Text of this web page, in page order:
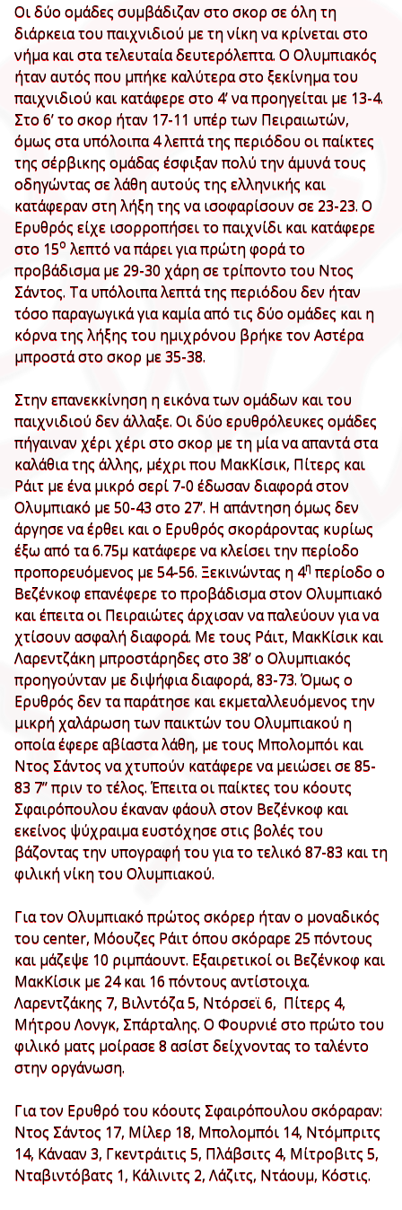
Οι δύο ομάδες συμβάδιζαν στο σκορ σε όλη τη
διάρκεια του παιχνιδιού με τη νίκη να κρίνεται στο
νήμα και στα τελευταία δευτερόλεπτα. Ο Ολυμπιακός
ήταν αυτός που μπήκε καλύτερα στο ξεκίνημα του
παιχνιδιού και κατάφερε στο 4’ να προηγείται με 13-4.
Στο 6’ το σκορ ήταν 17-11 υπέρ των Πειραιωτών,
όμως στα υπόλοιπα 4 λεπτά της περιόδου οι παίκτες
της σέρβικης ομάδας έσφιξαν πολύ την άμυνά τους
οδηγώντας σε λάθη αυτούς της ελληνικής και
κατάφεραν στη λήξη της να ισοφαρίσουν σε 23-23. Ο
Ερυθρός είχε ισορροπήσει το παιχνίδι και κατάφερε
στο 15ο λεπτό να πάρει για πρώτη φορά το
προβάδισμα με 29-30 χάρη σε τρίποντο του Ντος
Σάντος. Τα υπόλοιπα λεπτά της περιόδου δεν ήταν
τόσο παραγωγικά για καμία από τις δύο ομάδες και η
κόρνα της λήξης του ημιχρόνου βρήκε τον Αστέρα
μπροστά στο σκορ με 35-38.
Στην επανεκκίνηση η εικόνα των ομάδων και του
παιχνιδιού δεν άλλαξε. Οι δύο ερυθρόλευκες ομάδες
πήγαιναν χέρι χέρι στο σκορ με τη μία να απαντά στα
καλάθια της άλλης, μέχρι που ΜακΚίσικ, Πίτερς και
Ράιτ με ένα μικρό σερί 7-0 έδωσαν διαφορά στον
Ολυμπιακό με 50-43 στο 27’. Η απάντηση όμως δεν
άργησε να έρθει και ο Ερυθρός σκοράροντας κυρίως
έξω από τα 6.75μ κατάφερε να κλείσει την περίοδο
προπορευόμενος με 54-56. Ξεκινώντας η 4η περίοδο ο
Βεζένκοφ επανέφερε το προβάδισμα στον Ολυμπιακό
και έπειτα οι Πειραιώτες άρχισαν να παλεύουν για να
χτίσουν ασφαλή διαφορά. Με τους Ράιτ, ΜακΚίσικ και
Λαρεντζάκη μπροστάρηδες στο 38’ ο Ολυμπιακός
προηγούνταν με διψήφια διαφορά, 83-73. Όμως ο
Ερυθρός δεν τα παράτησε και εκμεταλλευόμενος την
μικρή χαλάρωση των παικτών του Ολυμπιακού η
οποία έφερε αβίαστα λάθη, με τους Μπολομπόι και
Ντος Σάντος να χτυπούν κατάφερε να μειώσει σε 85-
83 7’’ πριν το τέλος. Έπειτα οι παίκτες του κόουτς
Σφαιρόπουλου έκαναν φάουλ στον Βεζένκοφ και
εκείνος ψύχραιμα ευστόχησε στις βολές του
βάζοντας την υπογραφή του για το τελικό 87-83 και τη
φιλική νίκη του Ολυμπιακού.
Για τον Ολυμπιακό πρώτος σκόρερ ήταν ο μοναδικός
του center, Μόουζες Ράιτ όπου σκόραρε 25 πόντους
και μάζεψε 10 ριμπάουντ. Εξαιρετικοί οι Βεζένκοφ και
ΜακΚίσικ με 24 και 16 πόντους αντίστοιχα.
Λαρεντζάκης 7, Βιλντόζα 5, Ντόρσεϊ 6, Πίτερς 4,
Μήτρου Λονγκ, Σπάρταλης. Ο Φουρνιέ στο πρώτο του
φιλικό ματς μοίρασε 8 ασίστ δείχνοντας το ταλέντο
στην οργάνωση.
Για τον Ερυθρό του κόουτς Σφαιρόπουλου σκόραραν:
Ντος Σάντος 17, Μίλερ 18, Μπολομπόι 14, Ντόμπριτς
14, Κάνααν 3, Γκεντράιτις 5, Πλάβσιτς 4, Μίτροβιτς 5,
Νταβιντόβατς 1, Κάλινιτς 2, Λάζιτς, Ντάουμ, Κόστις.